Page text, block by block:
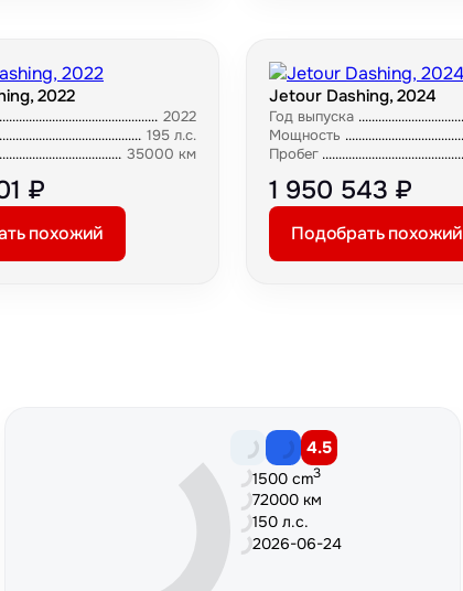
2022
2022
195 л.с.
35000 км
₽
похожий
Jetour Dashing, 2024
Год выпуска
Мощность
Пробег
1 950 543 ₽
Подобрать похожий
4.5
1500 cm3
72000 км
150 л.с.
2026-06-24